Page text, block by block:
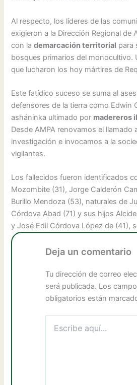
Al respecto, los líderes de las
exigieron a la Dirección Regional de
con lademarcación territorial para
bosques primarios del monocultivo.
que lucharon los hoy mártires de
Este fatídico suceso se suma al
defensores de la tierra como Edwin
asháninka ultimado por madereros
Desde AMPA renovamos el llamado
investigación e invocamos a la
vigilantes.
Los fallecidos fueron identificados
Mozombite (31), Jorge Calderón
Burillo Mendoza (53), naturales de
Córdova Abad (71) y sus hijos
y José Edil Córdova López de (41),
Deja un comentario
Tu dirección de correo
será publicada. Los
obligatorios están
aquí...